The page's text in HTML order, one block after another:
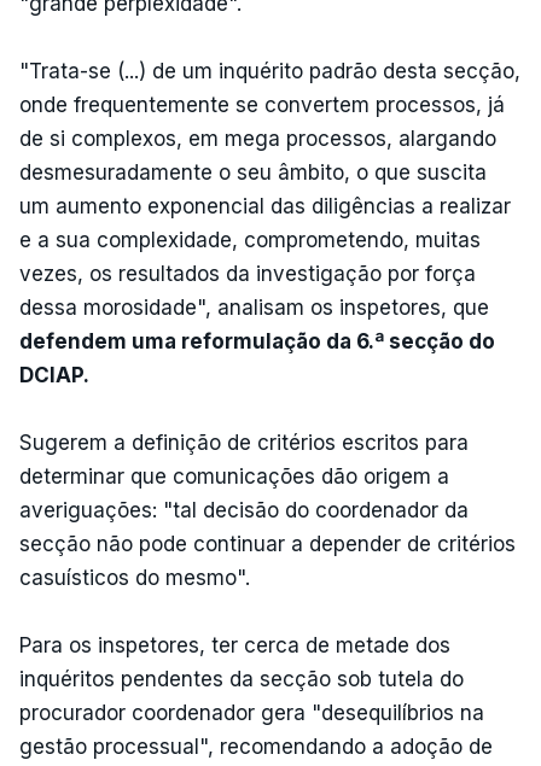
"Trata-se (...) de um inquérito padrão desta secção,
onde frequentemente se convertem processos, já
de si complexos, em mega processos, alargando
desmesuradamente o seu âmbito, o que suscita
um aumento exponencial das diligências a realizar
e a sua complexidade, comprometendo, muitas
vezes, os resultados da investigação por força
dessa morosidade", analisam os inspetores, que
defendem uma reformulação da 6.ª secção do
DCIAP.
Sugerem a definição de critérios escritos para
determinar que comunicações dão origem a
averiguações: "tal decisão do coordenador da
secção não pode continuar a depender de critérios
casuísticos do mesmo".
Para os inspetores, ter cerca de metade dos
inquéritos pendentes da secção sob tutela do
procurador coordenador gera "desequilíbrios na
gestão processual", recomendando a adoção de